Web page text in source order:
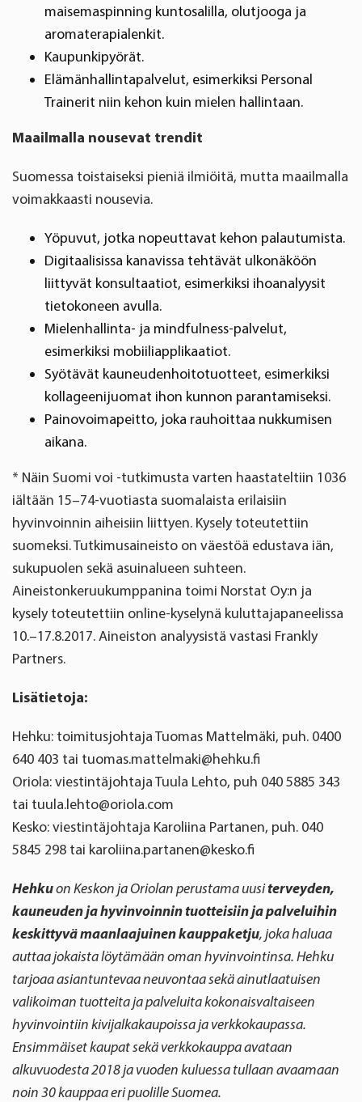
maisemaspinning kuntosalilla, olutjooga ja
aromaterapialenkit.
Kaupunkipyörät.
Elämänhallintapalvelut, esimerkiksi Personal
Trainerit niin kehon kuin mielen hallintaan.
Maailmalla nousevat trendit
Suomessa toistaiseksi pieniä ilmiöitä, mutta maailmalla
voimakkaasti nousevia.
Yöpuvut, jotka nopeuttavat kehon palautumista.
Digitaalisissa kanavissa tehtävät ulkonäköön
liittyvät konsultaatiot, esimerkiksi ihoanalyysit
tietokoneen avulla.
Mielenhallinta- ja mindfulness-palvelut,
esimerkiksi mobiiliapplikaatiot.
Syötävät kauneudenhoitotuotteet, esimerkiksi
kollageenijuomat ihon kunnon parantamiseksi.
Painovoimapeitto, joka rauhoittaa nukkumisen
aikana.
* Näin Suomi voi -tutkimusta varten haastateltiin 1036
iältään 15–74-vuotiasta suomalaista erilaisiin
hyvinvoinnin aiheisiin liittyen. Kysely toteutettiin
suomeksi. Tutkimusaineisto on väestöä edustava iän,
sukupuolen sekä asuinalueen suhteen.
Aineistonkeruukumppanina toimi Norstat Oy:n ja
kysely toteutettiin online-kyselynä kuluttajapaneelissa
10.–17.8.2017. Aineiston analyysistä vastasi Frankly
Partners.
Lisätietoja:
Hehku: toimitusjohtaja Tuomas Mattelmäki, puh. 0400
640 403 tai tuomas.mattelmaki@hehku.fi
Oriola: viestintäjohtaja Tuula Lehto, puh 040 5885 343
tai tuula.lehto@oriola.com
Kesko: viestintäjohtaja Karoliina Partanen, puh. 040
5845 298 tai karoliina.partanen@kesko.fi
Hehkuon Keskon ja Oriolan perustama uusiterveyden,
kauneuden ja hyvinvoinnin tuotteisiin ja palveluihin
keskittyvä maanlaajuinen kauppaketju, joka haluaa
auttaa jokaista löytämään oman hyvinvointinsa. Hehku
tarjoaa asiantuntevaa neuvontaa sekä ainutlaatuisen
valikoiman tuotteita ja palveluita kokonaisvaltaiseen
hyvinvointiin kivijalkakaupoissa ja verkkokaupassa.
Ensimmäiset kaupat sekä verkkokauppa avataan
alkuvuodesta 2018 ja vuoden kuluessa tullaan avaamaan
noin 30 kauppaa eri puolille Suomea.